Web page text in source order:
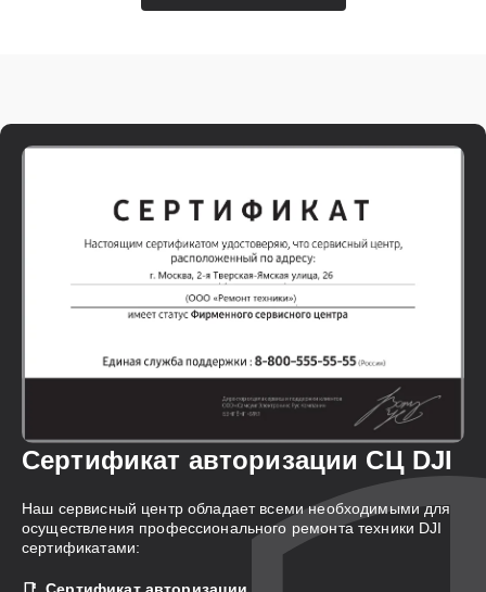
Сертификат авторизации СЦ DJI
Наш сервисный центр обладает всеми необходимыми для
осуществления профессионального ремонта техники DJI
сертификатами:
Сертификат авторизации